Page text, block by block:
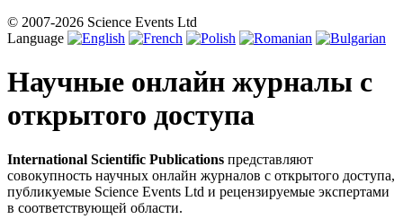
© 2007-2026 Science Events Ltd
Language
Научные онлайн журналы с
открытого доступа
International Scientific Publications представляют
совокупность научных онлайн журналов с открытого доступа,
публикуемые Science Events Ltd и рецензируемые экспертами
в соответствующей области.